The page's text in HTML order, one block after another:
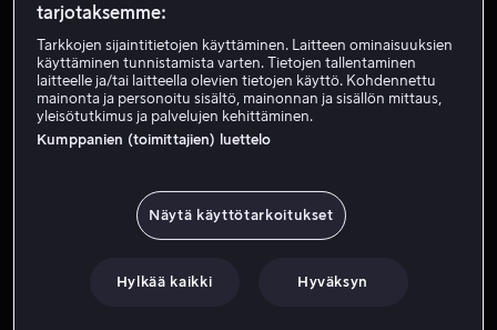
Vuokraa 3,99 €
Osta 13,99 €
Amerikan viidakkoon vapauttamaan sissien sieppaamia
tarjotaksemme:
Tarkkojen sijaintitietojen käyttäminen. Laitteen ominaisuuksien
käyttäminen tunnistamista varten. Tietojen tallentaminen
laitteelle ja/tai laitteella olevien tietojen käyttö. Kohdennettu
mainonta ja personoitu sisältö, mainonnan ja sisällön mittaus,
yleisötutkimus ja palvelujen kehittäminen.
Kumppanien (toimittajien) luettelo
Näytä käyttötarkoitukset
Hylkää kaikki Hyväksyn